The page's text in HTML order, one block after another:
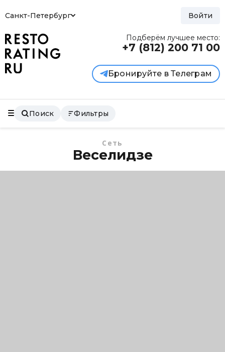
Санкт-Петербург Войти
Подберём лучшее место:
+7 (812) 200 71 00
Бронируйте в Телеграм
Поиск Фильтры
Сеть
Веселидзе